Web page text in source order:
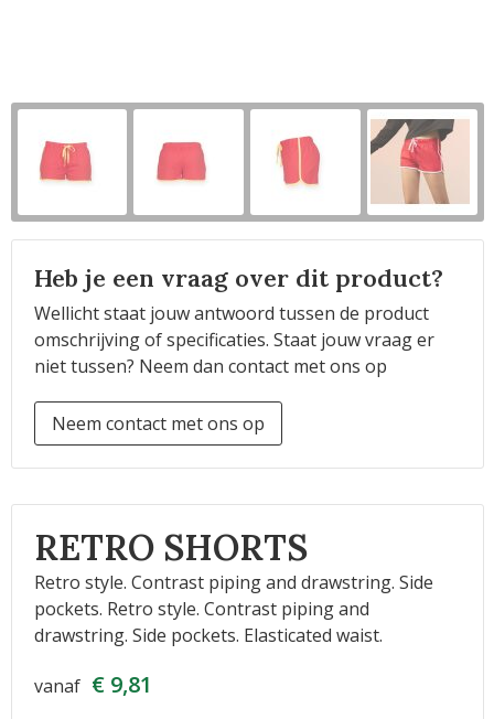
Heb je een vraag over dit product?
Wellicht staat jouw antwoord tussen de product
omschrijving of specificaties. Staat jouw vraag er
niet tussen? Neem dan contact met ons op
Neem contact met ons op
RETRO SHORTS
Retro style. Contrast piping and drawstring. Side
pockets. Retro style. Contrast piping and
drawstring. Side pockets. Elasticated waist.
vanaf € 9,81